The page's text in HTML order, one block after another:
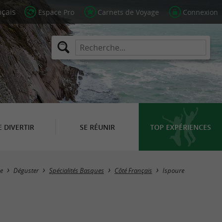
Espace Pro Carnets de Voyage Connexion
DIVERTIR SE RÉUNIR TOP EXPÉRIENCES
Masquer la carte
Déguster Spécialités Basques Côté Français Ispoure